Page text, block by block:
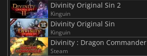
Divinity Original Sin 2
Kinguin
Divinity Original Sin
Kinguin
Divinity : Dragon Commander
Steam